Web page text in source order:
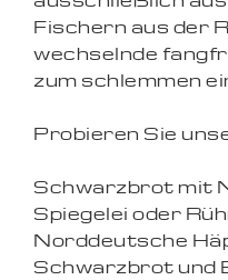
Fischern aus der
wechselnde
zum schlemmen
Probieren Sie
Schwarzbrot mit
Spiegelei oder
Norddeutsche
Schwarzbrot und